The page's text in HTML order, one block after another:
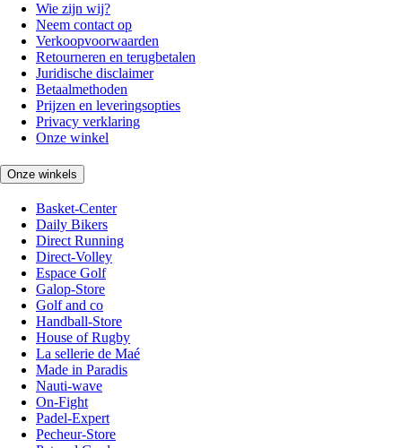
Wie zijn wij?
Neem contact op
Verkoopvoorwaarden
Retourneren en terugbetalen
Juridische disclaimer
Betaalmethoden
Prijzen en leveringsopties
Privacy verklaring
Onze winkel
Onze winkels
Basket-Center
Daily Bikers
Direct Running
Direct-Volley
Espace Golf
Galop-Store
Golf and co
Handball-Store
House of Rugby
La sellerie de Maé
Made in Paradis
Nauti-wave
On-Fight
Padel-Expert
Pecheur-Store